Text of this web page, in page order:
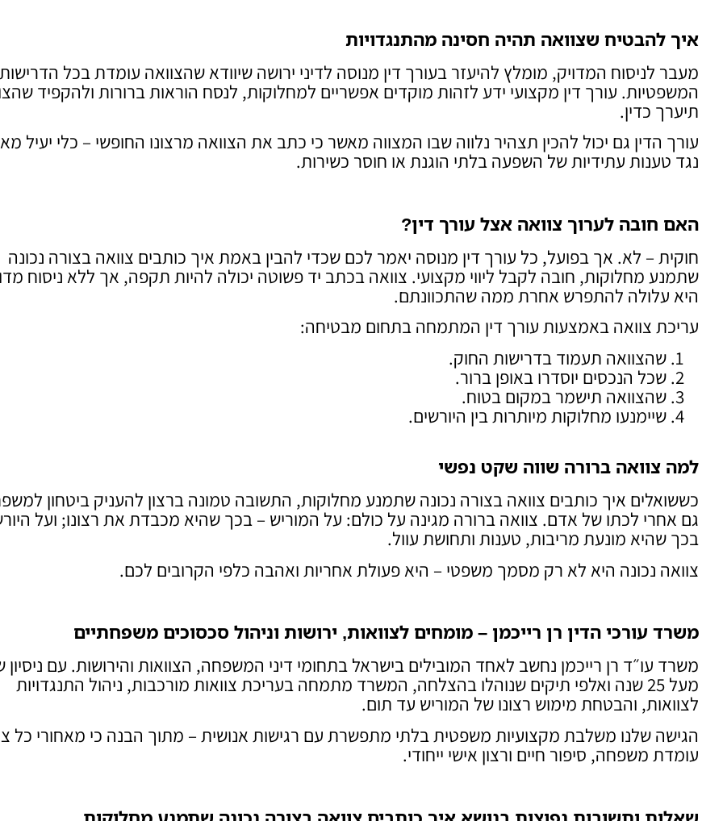
איך להבטיח שצוואה תהיה חסינה מהתנגדויות
מעבר לניסוח המדויק, מומלץ להיעזר בעורך דין מנוסה לדיני ירושה שיוודא שהצוואה עומדת בכל הדרישות
המשפטיות. עורך דין מקצועי ידע לזהות מוקדים אפשריים למחלוקות, לנסח הוראות ברורות ולהקפיד
תיערך כדין.
עורך הדין גם יכול להכין תצהיר נלווה שבו המצווה מאשר כי כתב את הצוואה מרצונו החופשי – כלי יעיל
נגד טענות עתידיות של השפעה בלתי הוגנת או חוסר כשירות.
האם חובה לערוך צוואה אצל עורך דין?
חוקית – לא. אך בפועל, כל עורך דין מנוסה יאמר לכם שכדי להבין באמת איך כותבים צוואה בצורה נכונה
שתמנע מחלוקות, חובה לקבל ליווי מקצועי. צוואה בכתב יד פשוטה יכולה להיות תקפה, אך ללא ניסוח
היא עלולה להתפרש אחרת ממה שהתכוונתם.
עריכת צוואה באמצעות עורך דין המתמחה בתחום מבטיחה:
שהצוואה תעמוד בדרישות החוק.
שכל הנכסים יוסדרו באופן ברור.
שהצוואה תישמר במקום בטוח.
שיימנעו מחלוקות מיותרות בין היורשים.
למה צוואה ברורה שווה שקט נפשי
כששואלים איך כותבים צוואה בצורה נכונה שתמנע מחלוקות, התשובה טמונה ברצון להעניק ביטחון
גם אחרי לכתו של אדם. צוואה ברורה מגינה על כולם: על המוריש – בכך שהיא מכבדת את רצונו; ועל
בכך שהיא מונעת מריבות, טענות ותחושת עוול.
צוואה נכונה היא לא רק מסמך משפטי – היא פעולת אחריות ואהבה כלפי הקרובים לכם.
משרד עורכי הדין רן רייכמן – מומחים לצוואות, ירושות וניהול סכסוכים משפחתיים
משרד עו״ד רן רייכמן נחשב לאחד המובילים בישראל בתחומי דיני המשפחה, הצוואות והירושות. עם ניסיון
מעל 25 שנה ואלפי תיקים שנוהלו בהצלחה, המשרד מתמחה בעריכת צוואות מורכבות, ניהול התנגדויות
לצוואות, והבטחת מימוש רצונו של המוריש עד תום.
הגישה שלנו משלבת מקצועיות משפטית בלתי מתפשרת עם רגישות אנושית – מתוך הבנה כי מאחורי כל
עומדת משפחה, סיפור חיים ורצון אישי ייחודי.